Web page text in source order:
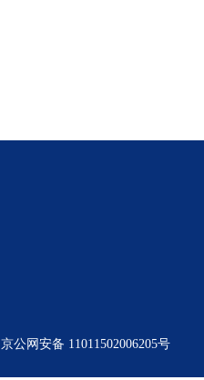
京公网安备 11011502006205号